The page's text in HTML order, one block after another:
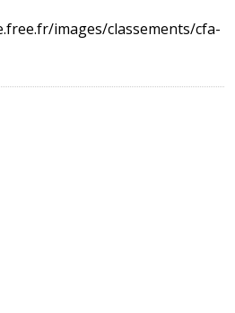
images/classements/cfa-